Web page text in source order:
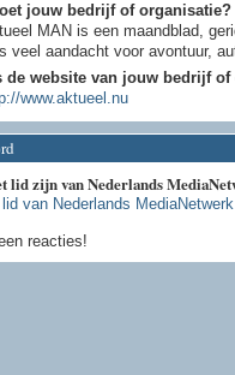
jouw bedrijf of organisatie?
MAN is een maandblad,
veel aandacht voor avontuur,
de website van jouw bedrijf of
www.aktueel.nu
lid zijn van Nederlands
van Nederlands MediaNetwerk
reacties!